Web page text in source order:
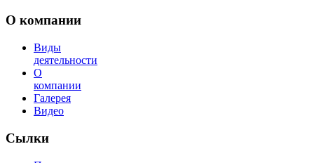
О компании
Виды
деятельности
О
компании
Галерея
Видео
Сылки